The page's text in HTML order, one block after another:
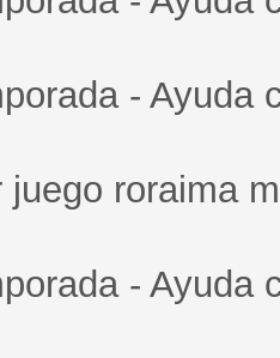
- Ayuda
juego roraima
- Ayuda